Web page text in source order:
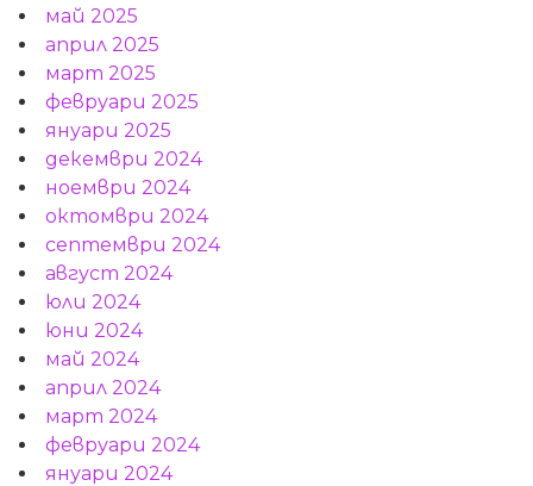
май 2025
април 2025
март 2025
февруари 2025
януари 2025
декември 2024
ноември 2024
октомври 2024
септември 2024
август 2024
юли 2024
юни 2024
май 2024
април 2024
март 2024
февруари 2024
януари 2024